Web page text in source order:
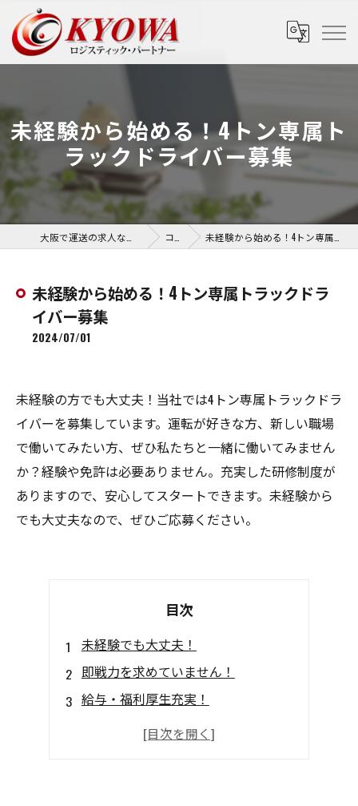
未経験から始める！4トン専属ト
ラックドライバー募集
コラム 未経験から始める！4トン専属トラックドライバー募集
未経験から始める！4トン専属トラックドラ
イバー募集
2024/07/01
未経験の方でも大丈夫！当社では4トン専属トラックドラ
イバーを募集しています。運転が好きな方、新しい職場
で働いてみたい方、ぜひ私たちと一緒に働いてみません
か？経験や免許は必要ありません。充実した研修制度が
ありますので、安心してスタートできます。未経験から
でも大丈夫なので、ぜひご応募ください。
目次
未経験でも大丈夫！
即戦力を求めていません！
給与・福利厚生充実！
長く続けられる職場です！